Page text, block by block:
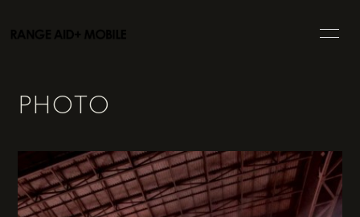
SCHEDULE
VIDEO BLOG
MOVIE PHOTO
PHOTO